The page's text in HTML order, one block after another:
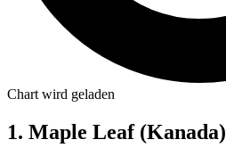
Chart wird geladen
1. Maple Leaf (Kanada)